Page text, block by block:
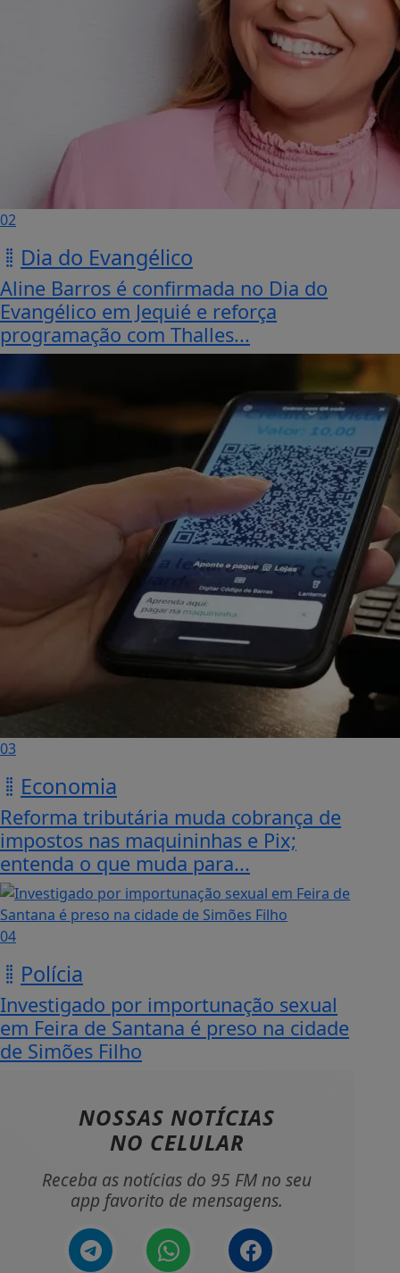
02
Dia do Evangélico
Aline Barros é confirmada no Dia do
Evangélico em Jequié e reforça
programação com Thalles...
03
Economia
Reforma tributária muda cobrança de
impostos nas maquininhas e Pix;
entenda o que muda para...
04
Polícia
Investigado por importunação sexual
em Feira de Santana é preso na cidade
de Simões Filho
NOSSAS NOTÍCIAS
NO CELULAR
Receba as notícias do 95 FM no seu
app favorito de mensagens.